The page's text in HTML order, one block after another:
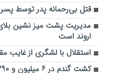
قتل بی‌رحمانه پدر توسط
مدیریت پشت میز نشین
اروند است
استقلال با لشگری از غایب